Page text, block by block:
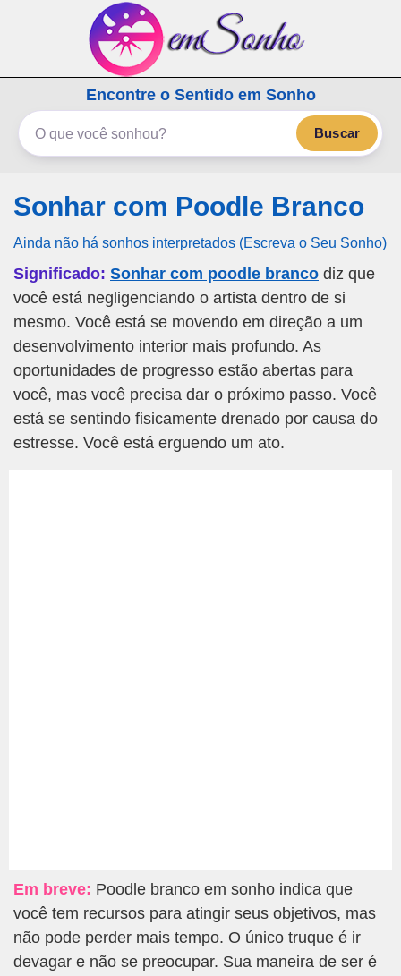
emSonho.com
Os sonhos significam mais
Encontre o Sentido em Sonho
Buscar
Sonhar com Poodle Branco
Ainda não há sonhos interpretados (Escreva o Seu Sonho)
Significado: Sonhar com poodle branco diz que
você está negligenciando o artista dentro de si
mesmo. Você está se movendo em direção a um
desenvolvimento interior mais profundo. As
oportunidades de progresso estão abertas para
você, mas você precisa dar o próximo passo. Você
está se sentindo fisicamente drenado por causa do
estresse. Você está erguendo um ato.
Em breve: Poodle branco em sonho indica que
você tem recursos para atingir seus objetivos, mas
não pode perder mais tempo. O único truque é ir
devagar e não se preocupar. Sua maneira de ser é